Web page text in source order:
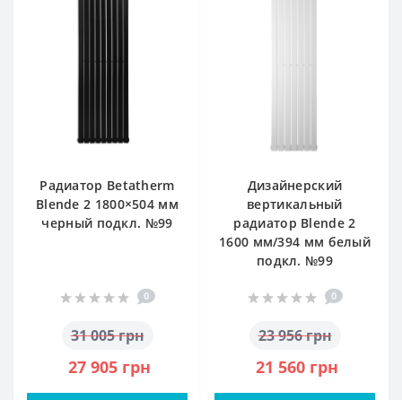
Радиатор Betatherm
Blende 2 1800×504 мм
черный подкл. №99
0
31 005 грн
27 905 грн
Дизайнерский
вертикальный
радиатор Blende 2
1600 мм/394 мм белый
подкл. №99
0
23 956 грн
21 560 грн